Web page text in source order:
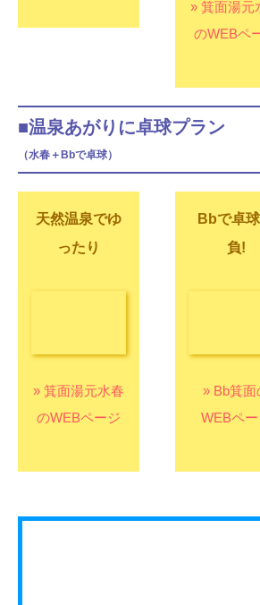
天然温泉でゆ
ったり
負!
ご宴会後のお帰りの際にも